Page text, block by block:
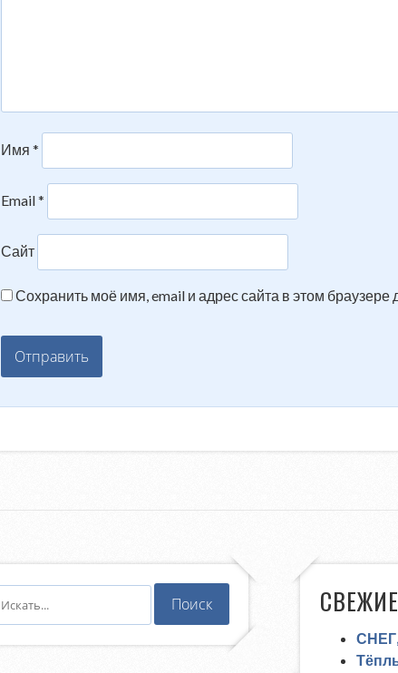
Имя*
Email*
Сайт
Сохранить моё имя, email и адрес сайта в этом